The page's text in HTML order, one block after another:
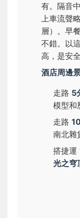
有。隔音
上車流聲
層）。早
不錯。以
高，是安
酒店周邊
走路 5
模型和
走路
南北雜
搭捷運
光之穹